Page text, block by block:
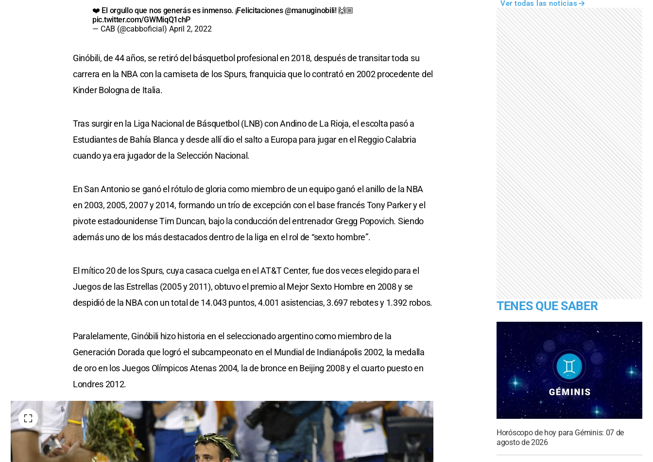
❤️ El orgullo que nos generás es inmenso. ¡Felicitaciones@manuginobili! 🙌🏼
pic.twitter.com/GWMiqQ1chP
— CAB (@cabboficial) April 2, 2022
Ginóbili, de 44 años, se retiró del básquetbol profesional en 2018, después de transitar toda su
carrera en la NBA con la camiseta de los Spurs, franquicia que lo contrató en 2002 procedente del
Kinder Bologna de Italia.
Tras surgir en la Liga Nacional de Básquetbol (LNB) con Andino de La Rioja, el escolta pasó a
Estudiantes de Bahía Blanca y desde allí dio el salto a Europa para jugar en el Reggio Calabria
cuando ya era jugador de la Selección Nacional.
En San Antonio se ganó el rótulo de gloria como miembro de un equipo ganó el anillo de la NBA
en 2003, 2005, 2007 y 2014, formando un trío de excepción con el base francés Tony Parker y el
pivote estadounidense Tim Duncan, bajo la conducción del entrenador Gregg Popovich. Siendo
además uno de los más destacados dentro de la liga en el rol de “sexto hombre”.
El mítico 20 de los Spurs, cuya casaca cuelga en el AT&T Center, fue dos veces elegido para el
Juegos de las Estrellas (2005 y 2011), obtuvo el premio al Mejor Sexto Hombre en 2008 y se
despidió de la NBA con un total de 14.043 puntos, 4.001 asistencias, 3.697 rebotes y 1.392 robos.
Paralelamente, Ginóbili hizo historia en el seleccionado argentino como miembro de la
Generación Dorada que logró el subcampeonato en el Mundial de Indianápolis 2002, la medalla
de oro en los Juegos Olímpicos Atenas 2004, la de bronce en Beijing 2008 y el cuarto puesto en
Londres 2012.
Ver todas las noticias
TENES QUE SABER
Horóscopo de hoy para Géminis: 07 de
agosto de 2026